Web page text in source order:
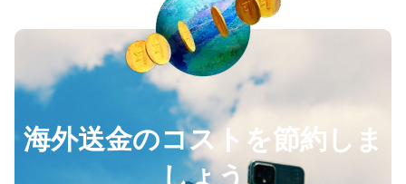
海外送金のコストを節約しま
しょう